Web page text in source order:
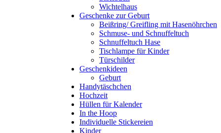
Wichtelhaus
Geschenke zur Geburt
Beißring/ Greifling mit Hasenöhrchen
Schmuse- und Schnuffeltuch
Schnuffeltuch Hase
Tischlampe für Kinder
Türschilder
Geschenkideen
Geburt
Handytäschchen
Hochzeit
Hüllen für Kalender
In the Hoop
Individuelle Stickereien
Kinder